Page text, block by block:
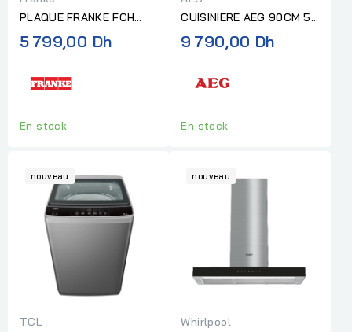
PLAQUE FRANKE FCH
755 4G TC C
5 799,00 Dh
En stock
CUISINIERE AEG 90CM 5F
GRILLES EN FONTE AVEC
AFFICHEUR INOX
9 790,00 Dh
En stock
nouveau
TCL
nouveau
Whirlpool